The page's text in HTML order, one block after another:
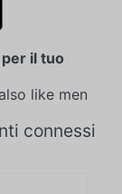
il tuo
like men
connessi